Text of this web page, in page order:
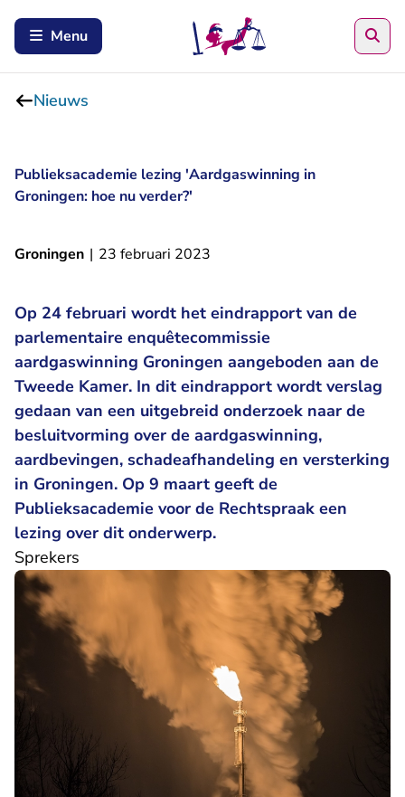
Menu
Nieuws
Publieksacademie lezing 'Aardgaswinning in
Groningen: hoe nu verder?'
Groningen | 23 februari 2023
Op 24 februari wordt het eindrapport van de
parlementaire enquêtecommissie
aardgaswinning Groningen aangeboden aan de
Tweede Kamer. In dit eindrapport wordt verslag
gedaan van een uitgebreid onderzoek naar de
besluitvorming over de aardgaswinning,
aardbevingen, schadeafhandeling en versterking
in Groningen. Op 9 maart geeft de
Publieksacademie voor de Rechtspraak een
lezing over dit onderwerp.
Sprekers